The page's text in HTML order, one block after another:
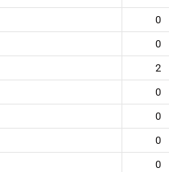
0
0
2
0
0
0
0